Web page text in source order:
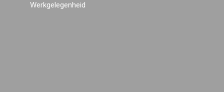
Werkgelegenheid